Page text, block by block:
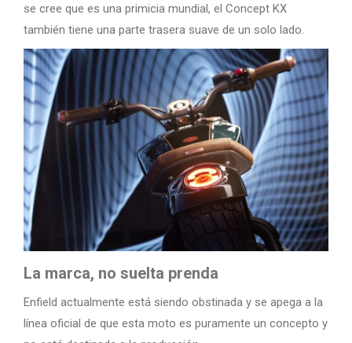
se cree que es una primicia mundial, el Concept KX
también tiene una parte trasera suave de un solo lado.
La marca, no suelta prenda
Enfield actualmente está siendo obstinada y se apega a la
línea oficial de que esta moto es puramente un concepto y